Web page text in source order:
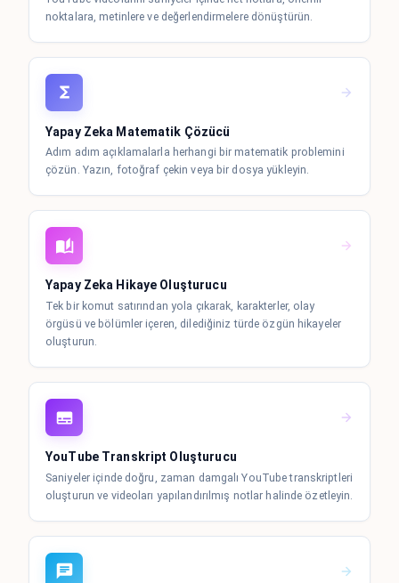
noktalara, metinlere ve değerlendirmelere dönüştürün.
Yapay Zeka Matematik Çözücü
Adım adım açıklamalarla herhangi bir matematik problemini
çözün. Yazın, fotoğraf çekin veya bir dosya yükleyin.
Yapay Zeka Hikaye Oluşturucu
Tek bir komut satırından yola çıkarak, karakterler, olay
örgüsü ve bölümler içeren, dilediğiniz türde özgün hikayeler
oluşturun.
YouTube Transkript Oluşturucu
Saniyeler içinde doğru, zaman damgalı YouTube transkriptleri
oluşturun ve videoları yapılandırılmış notlar halinde özetleyin.